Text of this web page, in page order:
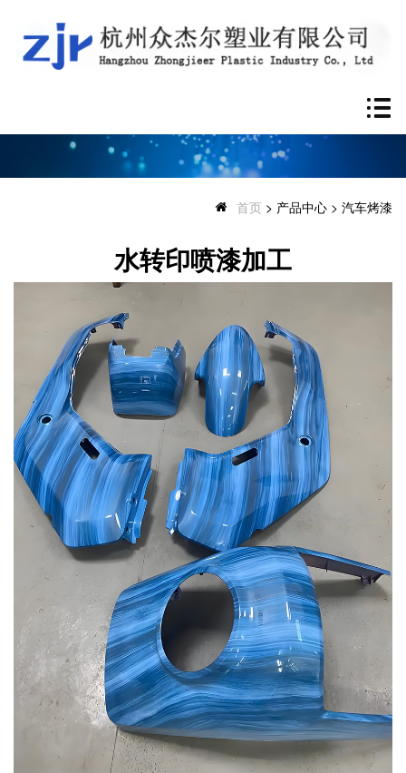
首页 > 产品中心 > 汽车烤漆
水转印喷漆加工